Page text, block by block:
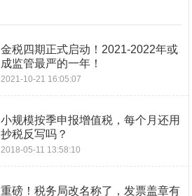
金税四期正式启动！2021-2022年或
成监管最严的一年！
2021-10-21 16:05:07
小规模按季申报增值税，每个月还用
抄税反写吗？
2018-05-11 13:58:10
重磅！税务局改名称了，发票盖章有